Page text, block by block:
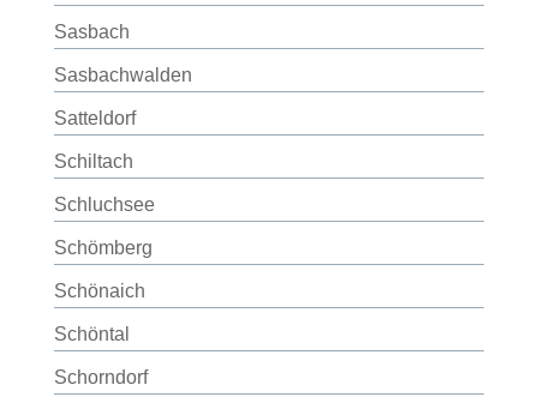
Sasbach
Sasbachwalden
Satteldorf
Schiltach
Schluchsee
Schömberg
Schönaich
Schöntal
Schorndorf